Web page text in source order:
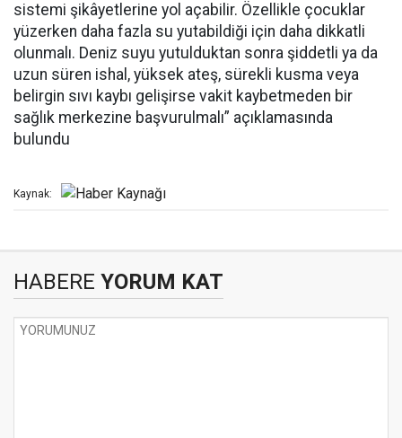
sistemi şikâyetlerine yol açabilir. Özellikle çocuklar
yüzerken daha fazla su yutabildiği için daha dikkatli
olunmalı. Deniz suyu yutulduktan sonra şiddetli ya da
uzun süren ishal, yüksek ateş, sürekli kusma veya
belirgin sıvı kaybı gelişirse vakit kaybetmeden bir
sağlık merkezine başvurulmalı” açıklamasında
bulundu
Kaynak:
HABERE YORUM KAT